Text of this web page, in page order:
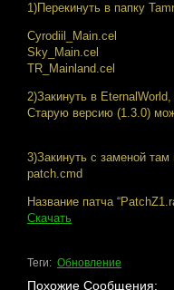
1)Перекинуть в папку
Cyrodiil_Main.cel
Sky_Main.cel
TR_Mainland.cel
2)Закинуть в
Старую версию (1.3.0)
3)Закинуть с заменой там
patch.cmd
Название патча
Скачать
Теги: Обновление
Похожие Сообщения: